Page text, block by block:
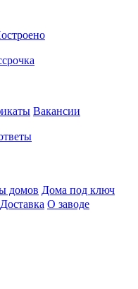
Вакансии
домов Дома под ключ
Доставка О заводе